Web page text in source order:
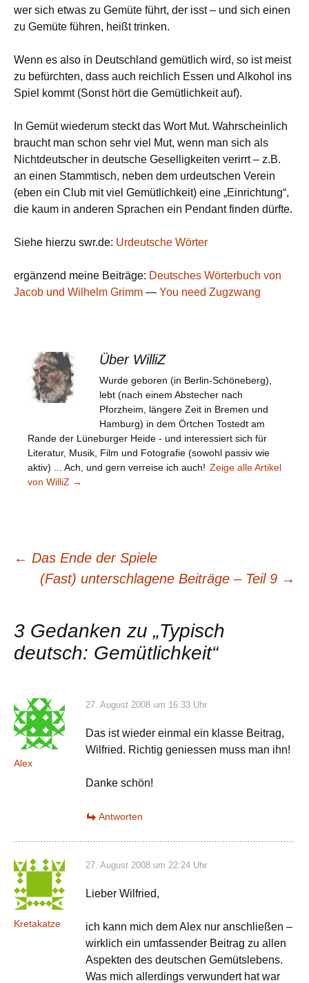
wer sich etwas zu Gemüte führt, der isst – und sich einen
zu Gemüte führen, heißt trinken.
Wenn es also in Deutschland gemütlich wird, so ist meist
zu befürchten, dass auch reichlich Essen und Alkohol ins
Spiel kommt (Sonst hört die Gemütlichkeit auf).
In Gemüt wiederum steckt das Wort Mut. Wahrscheinlich
braucht man schon sehr viel Mut, wenn man sich als
Nichtdeutscher in deutsche Geselligkeiten verirrt – z.B.
an einen Stammtisch, neben dem urdeutschen Verein
(eben ein Club mit viel Gemütlichkeit) eine „Einrichtung“,
die kaum in anderen Sprachen ein Pendant finden dürfte.
Siehe hierzu swr.de: Urdeutsche Wörter
ergänzend meine Beiträge: Deutsches Wörterbuch von
Jacob und Wilhelm Grimm — You need Zugzwang
Über WilliZ
Wurde geboren (in Berlin-Schöneberg),
lebt (nach einem Abstecher nach
Pforzheim, längere Zeit in Bremen und
Hamburg) in dem Örtchen Tostedt am
Rande der Lüneburger Heide - und interessiert sich für
Literatur, Musik, Film und Fotografie (sowohl passiv wie
aktiv) ... Ach, und gern verreise ich auch! Zeige alle Artikel
von WilliZ →
Beitragsnavigation
← Das Ende der Spiele
(Fast) unterschlagene Beiträge – Teil 9 →
3 Gedanken zu „Typisch
deutsch: Gemütlichkeit“
Alex
27. August 2008 um 16:33 Uhr
Das ist wieder einmal ein klasse Beitrag,
Wilfried. Richtig geniessen muss man ihn!
Danke schön!
Antworten
Kretakatze
27. August 2008 um 22:24 Uhr
Lieber Wilfried,
ich kann mich dem Alex nur anschließen –
wirklich ein umfassender Beitrag zu allen
Aspekten des deutschen Gemütslebens.
Was mich allerdings verwundert hat war